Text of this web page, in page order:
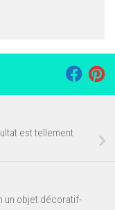
est tellement
un objet décoratif-